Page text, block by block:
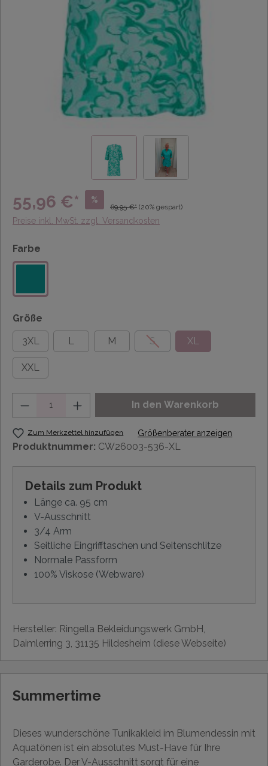
55,96 €* %
69,95 €* (20% gespart)
Preise inkl. MwSt. zzgl. Versandkosten
Farbe
Größe
3XL
L M S XL
XXL
In den Warenkorb
Zum Merkzettel hinzufügen Größenberater anzeigen
Produktnummer: CW26003-536-XL
Details zum Produkt
Länge ca. 95 cm
V-Ausschnitt
3/4 Arm
Seitliche Eingrifftaschen und Seitenschlitze
Normale Passform
100% Viskose (Webware)
Hersteller: Ringella Bekleidungswerk GmbH,
Daimlerring 3, 31135 Hildesheim (diese Webseite)
Summertime
Dieses wunderschöne Tunikakleid im Blumendessin mit
Aquatönen ist ein absolutes Must-Have für Ihre
Garderobe. Der V-Ausschnitt sorgt für eine